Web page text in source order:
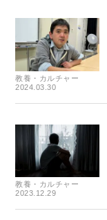
教養・カルチャー
2024.03.30
教養・カルチャー
2023.12.29